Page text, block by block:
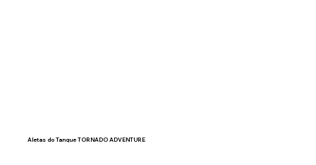
Aletas do Tanque TORNADO ADVENTURE